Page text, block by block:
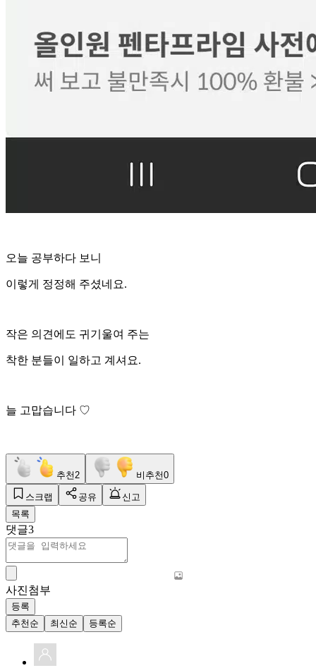
오늘 공부하다 보니
이렇게 정정해 주셨네요.
작은 의견에도 귀기울여 주는
착한 분들이 일하고 계셔요.
늘 고맙습니다 ♡
추천 2 비추천0
스크랩 공유
신고
목록
댓글3
사진첨부
등록
추천순
최신순 등록순